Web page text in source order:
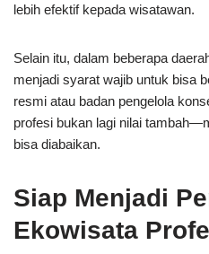
lebih efektif kepada wisatawan.
Selain itu, dalam beberapa
menjadi syarat wajib untuk bisa
resmi atau badan pengelola
profesi bukan lagi nilai
bisa diabaikan.
Siap Menjadi
Ekowisata